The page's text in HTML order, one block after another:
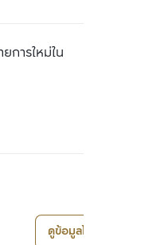
การใหม่ใน
ดูข้อมูลโครงการ